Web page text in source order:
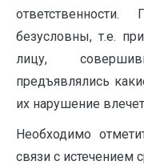
безусловны, т.е.
лицу,
предъявлялись
их нарушение
Необходимо
связи с истечением